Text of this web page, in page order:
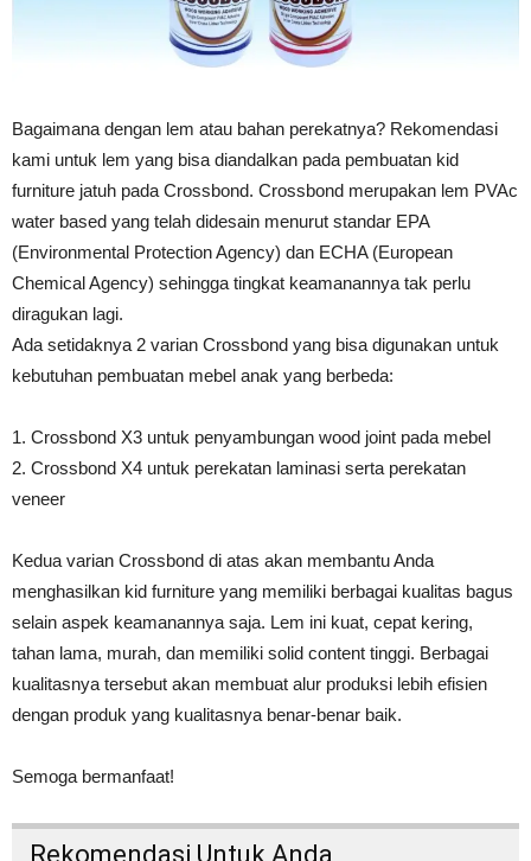
Bagaimana dengan lem atau bahan perekatnya? Rekomendasi
kami untuk lem yang bisa diandalkan pada pembuatan kid
furniture jatuh pada Crossbond. Crossbond merupakan lem PVAc
water based yang telah didesain menurut standar EPA
(Environmental Protection Agency) dan ECHA (European
Chemical Agency) sehingga tingkat keamanannya tak perlu
diragukan lagi.
Ada setidaknya 2 varian Crossbond yang bisa digunakan untuk
kebutuhan pembuatan mebel anak yang berbeda:
1. Crossbond X3 untuk penyambungan wood joint pada mebel
2. Crossbond X4 untuk perekatan laminasi serta perekatan
veneer
Kedua varian Crossbond di atas akan membantu Anda
menghasilkan kid furniture yang memiliki berbagai kualitas bagus
selain aspek keamanannya saja. Lem ini kuat, cepat kering,
tahan lama, murah, dan memiliki solid content tinggi. Berbagai
kualitasnya tersebut akan membuat alur produksi lebih efisien
dengan produk yang kualitasnya benar-benar baik.
Semoga bermanfaat!
Rekomendasi Untuk Anda